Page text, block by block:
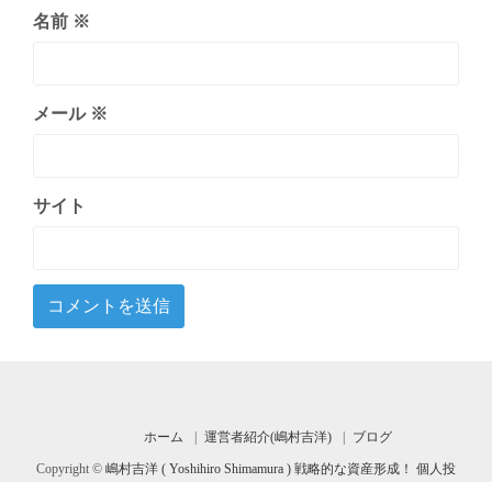
名前 ※
メール ※
サイト
ホーム 運営者紹介(嶋村吉洋) ブログ
Copyright © 嶋村吉洋 ( Yoshihiro Shimamura ) 戦略的な資産形成！ 個人投